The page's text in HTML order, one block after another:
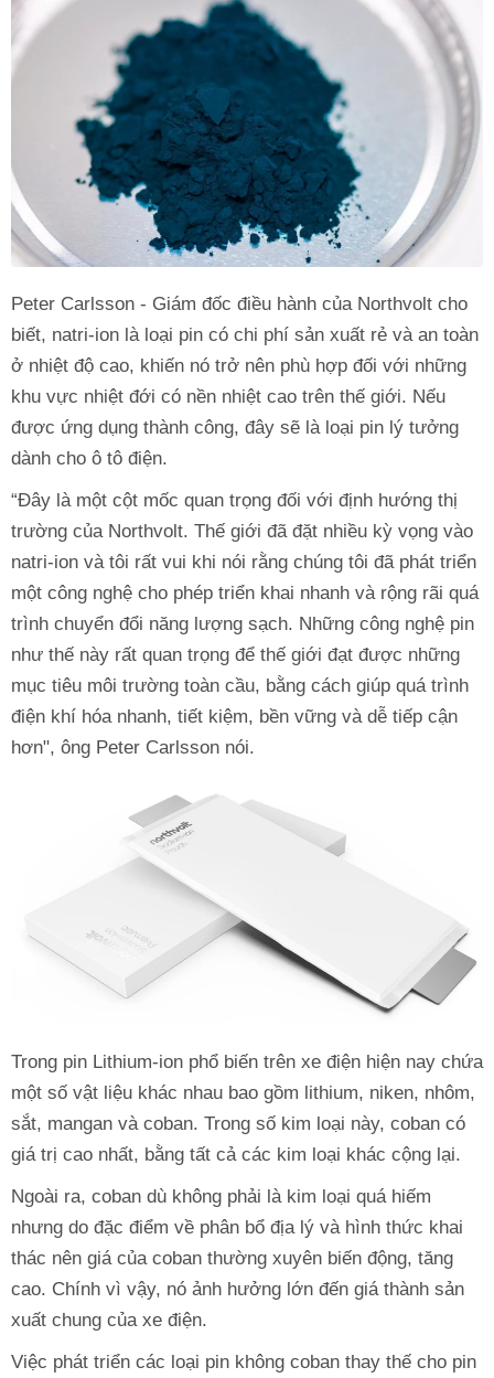
Peter Carlsson - Giám đốc điều hành của Northvolt cho
biết, natri-ion là loại pin có chi phí sản xuất rẻ và an toàn
ở nhiệt độ cao, khiến nó trở nên phù hợp đối với những
khu vực nhiệt đới có nền nhiệt cao trên thế giới. Nếu
được ứng dụng thành công, đây sẽ là loại pin lý tưởng
dành cho ô tô điện.
“Đây là một cột mốc quan trọng đối với định hướng thị
trường của Northvolt. Thế giới đã đặt nhiều kỳ vọng vào
natri-ion và tôi rất vui khi nói rằng chúng tôi đã phát triển
một công nghệ cho phép triển khai nhanh và rộng rãi quá
trình chuyển đổi năng lượng sạch. Những công nghệ pin
như thế này rất quan trọng để thế giới đạt được những
mục tiêu môi trường toàn cầu, bằng cách giúp quá trình
điện khí hóa nhanh, tiết kiệm, bền vững và dễ tiếp cận
hơn", ông Peter Carlsson nói.
Trong pin Lithium-ion phổ biến trên xe điện hiện nay chứa
một số vật liệu khác nhau bao gồm lithium, niken, nhôm,
sắt, mangan và coban. Trong số kim loại này, coban có
giá trị cao nhất, bằng tất cả các kim loại khác cộng lại.
Ngoài ra, coban dù không phải là kim loại quá hiếm
nhưng do đặc điểm về phân bổ địa lý và hình thức khai
thác nên giá của coban thường xuyên biến động, tăng
cao. Chính vì vậy, nó ảnh hưởng lớn đến giá thành sản
xuất chung của xe điện.
Việc phát triển các loại pin không coban thay thế cho pin